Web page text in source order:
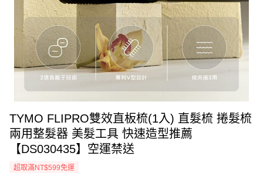
TYMO FLIPRO雙效直板梳(1入) 直髮梳 捲髮梳
兩用整髮器 美髮工具 快速造型推薦
【DS030435】空運禁送
超取滿NT$599免運